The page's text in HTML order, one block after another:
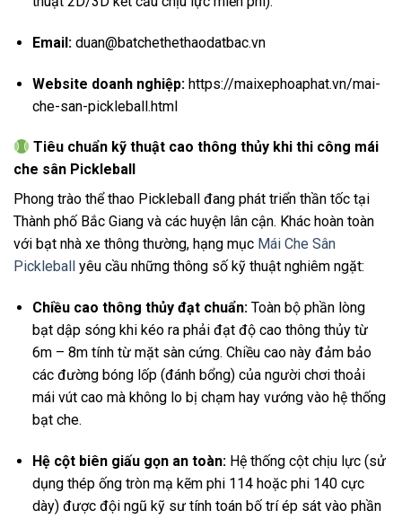
Email:duan@batchethethaodatbac.vn
Website doanh nghiệp:https://maixephoaphat.vn/mai-
che-san-pickleball.html
Tiêu chuẩn kỹ thuật cao thông thủy khi thi công mái
che sân Pickleball
Phong trào thể thao Pickleball đang phát triển thần tốc tại
Thành phố Bắc Giang và các huyện lân cận. Khác hoàn toàn
với bạt nhà xe thông thường, hạng mục Mái Che Sân
Pickleball
yêu cầu những thông số kỹ thuật nghiêm ngặt:
Chiều cao thông thủy đạt chuẩn:Toàn bộ phần lòng
bạt dập sóng khi kéo ra phải đạt độ cao thông thủy từ
6m – 8m tính từ mặt sàn cứng. Chiều cao này đảm bảo
các đường bóng lốp (đánh bổng) của người chơi thoải
mái vút cao mà không lo bị chạm hay vướng vào hệ thống
bạt che.
Hệ cột biên giấu gọn an toàn:Hệ thống cột chịu lực (sử
dụng thép ống tròn mạ kẽm phi 114 hoặc phi 140 cực
dày) được đội ngũ kỹ sư tính toán bố trí ép sát vào phần